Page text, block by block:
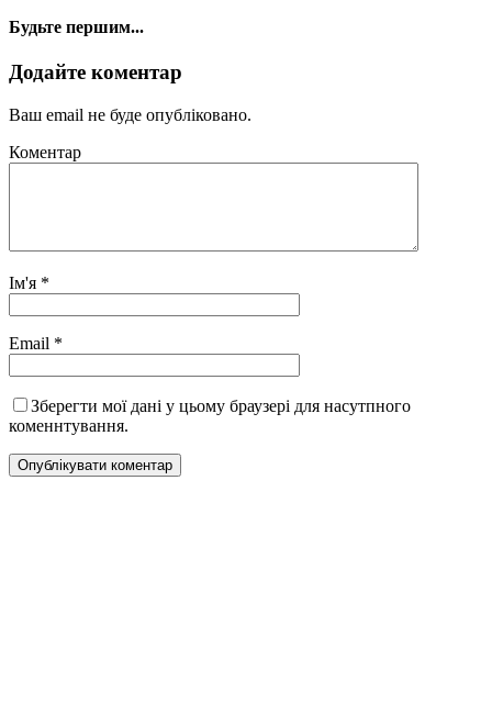
Будьте першим...
Додайте коментар
Ваш email не буде опубліковано.
Коментар
Ім'я *
Email *
Зберегти мої дані у цьому браузері для насутпного
коменнтування.